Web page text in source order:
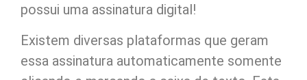
possui uma assinatura digital!
Existem diversas plataformas que geram
essa assinatura automaticamente somente